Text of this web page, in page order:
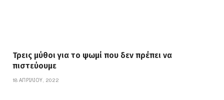
Τρεις μύθοι για το ψωμί που δεν πρέπει να
πιστεύουμε
18 ΑΠΡΙΛΊΟΥ, 2022